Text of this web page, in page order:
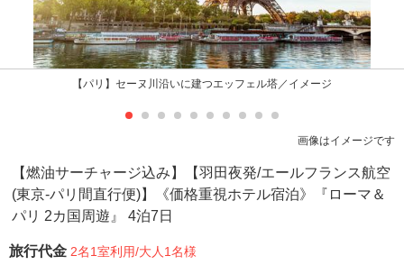
【パリ】セーヌ川沿いに建つエッフェル塔／イメージ
画像はイメージです
【燃油サーチャージ込み】【羽田夜発/エールフランス航空
(東京-パリ間直行便)】《価格重視ホテル宿泊》『ローマ＆
パリ 2カ国周遊』 4泊7日
旅行代金 2名1室利用/大人1名様